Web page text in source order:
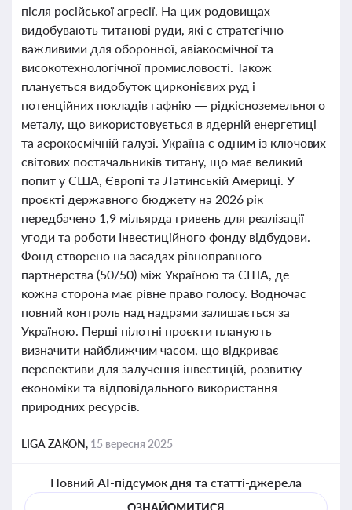
після російської агресії. На цих родовищах
видобувають титанові руди, які є стратегічно
важливими для оборонної, авіакосмічної та
високотехнологічної промисловості. Також
планується видобуток цирконієвих руд і
потенційних покладів гафнію — рідкісноземельного
металу, що використовується в ядерній енергетиці
та аерокосмічній галузі. Україна є одним із ключових
світових постачальників титану, що має великий
попит у США, Європі та Латинській Америці. У
проєкті державного бюджету на 2026 рік
передбачено 1,9 мільярда гривень для реалізації
угоди та роботи Інвестиційного фонду відбудови.
Фонд створено на засадах рівноправного
партнерства (50/50) між Україною та США, де
кожна сторона має рівне право голосу. Водночас
повний контроль над надрами залишається за
Україною. Перші пілотні проєкти планують
визначити найближчим часом, що відкриває
перспективи для залучення інвестицій, розвитку
економіки та відповідального використання
природних ресурсів.
LIGA ZAKON, 15 вересня 2025
Повний AI-підсумок дня та статті-джерела
ОЗНАЙОМИТИСЯ